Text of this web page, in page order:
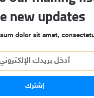
new updates!
dolor sit amet,